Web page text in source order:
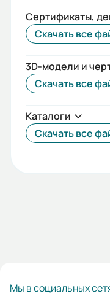
58
0,9
1,5
Сертификаты,
Скачать все
3D-модели и
Скачать все
Каталоги
Скачать все
Мы в социальных